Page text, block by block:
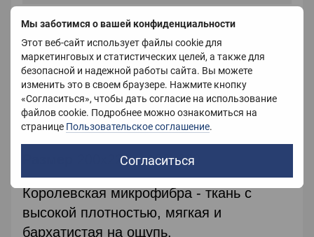
Мы заботимся о вашей конфиденциальности
Этот веб-сайт использует файлы cookie для
маркетинговых и статистических целей, а также для
безопасной и надежной работы сайта. Вы можете
изменить это в своем браузере. Нажмите кнопку
«Согласиться», чтобы дать согласие на использование
файлов cookie. Подробнее можно ознакомиться на
странице Пользовательское соглашение.
Согласиться
Страна-производитель Китай
Описание
Покрывало из микрофибры.
200х220 ; 150х200
Королевская микрофибра - ткань с
высокой плотностью, мягкая и
бархатистая на ощупь.